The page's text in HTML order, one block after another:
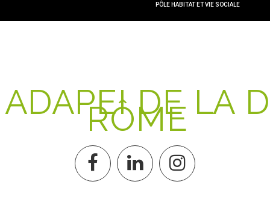
PÔLE HABITAT ET VIE SOCIALE
A DA PEI DE LA D
RÔ ME